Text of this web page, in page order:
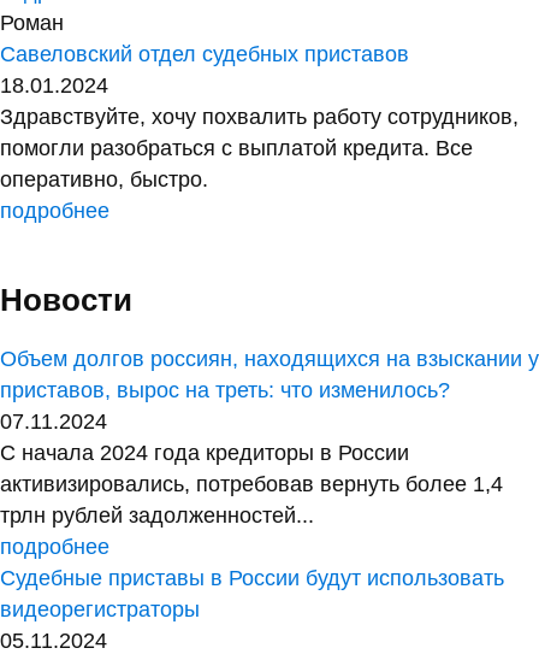
Роман
Савеловский отдел судебных приставов
18.01.2024
Здравствуйте, хочу похвалить работу сотрудников,
помогли разобраться с выплатой кредита. Все
оперативно, быстро.
подробнее
Новости
Объем долгов россиян, находящихся на взыскании у
приставов, вырос на треть: что изменилось?
07.11.2024
С начала 2024 года кредиторы в России
активизировались, потребовав вернуть более 1,4
трлн рублей задолженностей...
подробнее
Судебные приставы в России будут использовать
видеорегистраторы
05.11.2024